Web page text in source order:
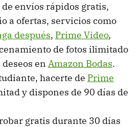
envíos rápidos gratis,
a ofertas, servicios como
después, Prime Video,
de fotos ilimitado
en Amazon Bodas.
hacerte de Prime
y dispones de 90 días de
gratis durante 30 días